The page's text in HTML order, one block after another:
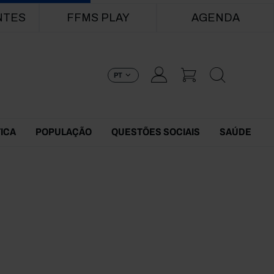
FFMS PLAY AGENDA
PT
POPULAÇÃO QUESTÕES SOCIAIS SAÚDE